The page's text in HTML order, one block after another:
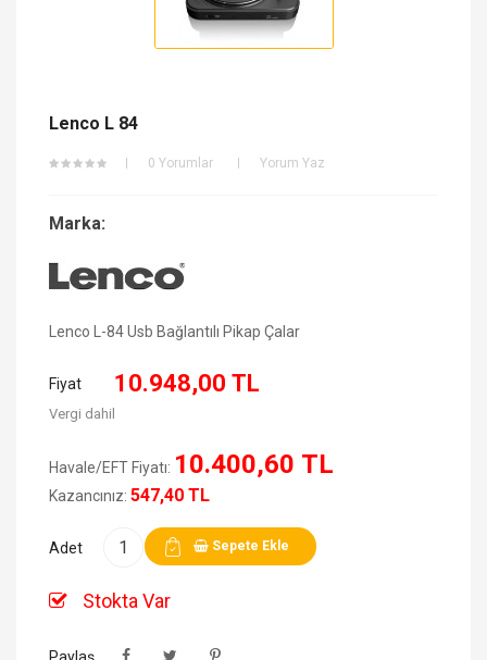
Lenco L 84
0 Yorumlar Yorum Yaz
Marka:
Lenco L-84 Usb Bağlantılı Pikap Çalar
Fiyat 10.948,00 TL
Vergi dahil
Havale/EFT Fiyatı: 10.400,60 TL
Kazancınız: 547,40 TL
Adet Sepete Ekle
Stokta Var
Paylaş